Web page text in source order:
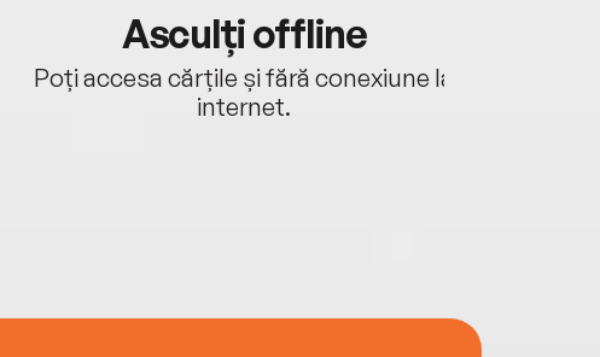
Asculți offline
Poți accesa cărțile și fără conexiune la
internet.